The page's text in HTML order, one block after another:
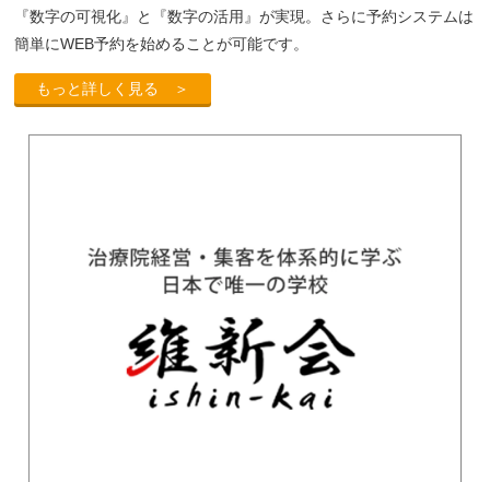
『数字の可視化』と『数字の活用』が実現。さらに予約システムは
簡単にWEB予約を始めることが可能です。
もっと詳しく見る ＞